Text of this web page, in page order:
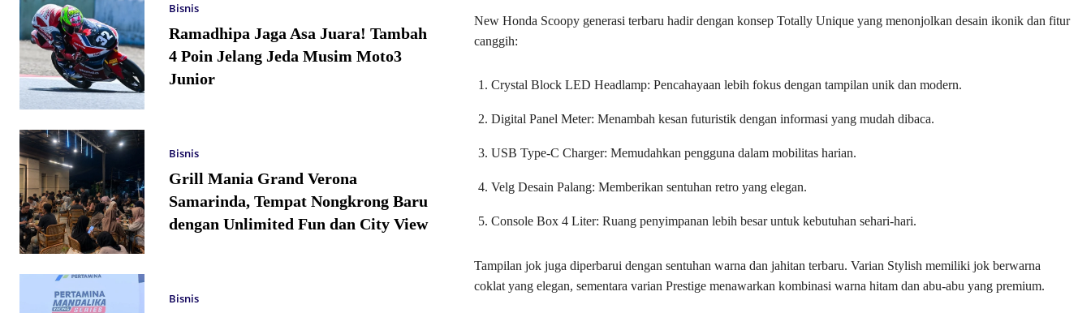
Bisnis
Ramadhipa Jaga Asa Juara! Tambah
4 Poin Jelang Jeda Musim Moto3
Junior
Bisnis
Grill Mania Grand Verona
Samarinda, Tempat Nongkrong Baru
dengan Unlimited Fun dan City View
Bisnis
New Honda Scoopy generasi terbaru hadir dengan konsep Totally Unique yang menonjolkan desain ikonik dan fitur
canggih:
Crystal Block LED Headlamp: Pencahayaan lebih fokus dengan tampilan unik dan modern.
Digital Panel Meter: Menambah kesan futuristik dengan informasi yang mudah dibaca.
USB Type-C Charger: Memudahkan pengguna dalam mobilitas harian.
Velg Desain Palang: Memberikan sentuhan retro yang elegan.
Console Box 4 Liter: Ruang penyimpanan lebih besar untuk kebutuhan sehari-hari.
Tampilan jok juga diperbarui dengan sentuhan warna dan jahitan terbaru. Varian Stylish memiliki jok berwarna
coklat yang elegan, sementara varian Prestige menawarkan kombinasi warna hitam dan abu-abu yang premium.